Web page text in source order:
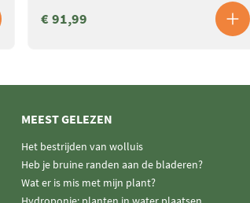
€ 91,99
MEEST GELEZEN
Het bestrijden van wolluis
Heb je bruine randen aan de bladeren?
Wat er is mis met mijn plant?